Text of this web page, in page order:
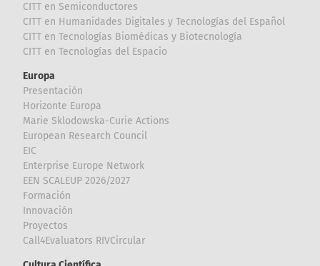
CITT en Semiconductores
CITT en Humanidades Digitales y Tecnologías del Español
CITT en Tecnologías Biomédicas y Biotecnología
CITT en Tecnologías del Espacio
Europa
Presentación
Horizonte Europa
Marie Sklodowska-Curie Actions
European Research Council
EIC
Enterprise Europe Network
EEN SCALEUP 2026/2027
Formación
Innovación
Proyectos
Call4Evaluators RIVCircular